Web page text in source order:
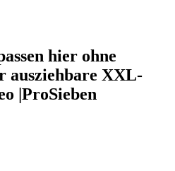
hier ohne
ausziehbare XXL-
|ProSieben